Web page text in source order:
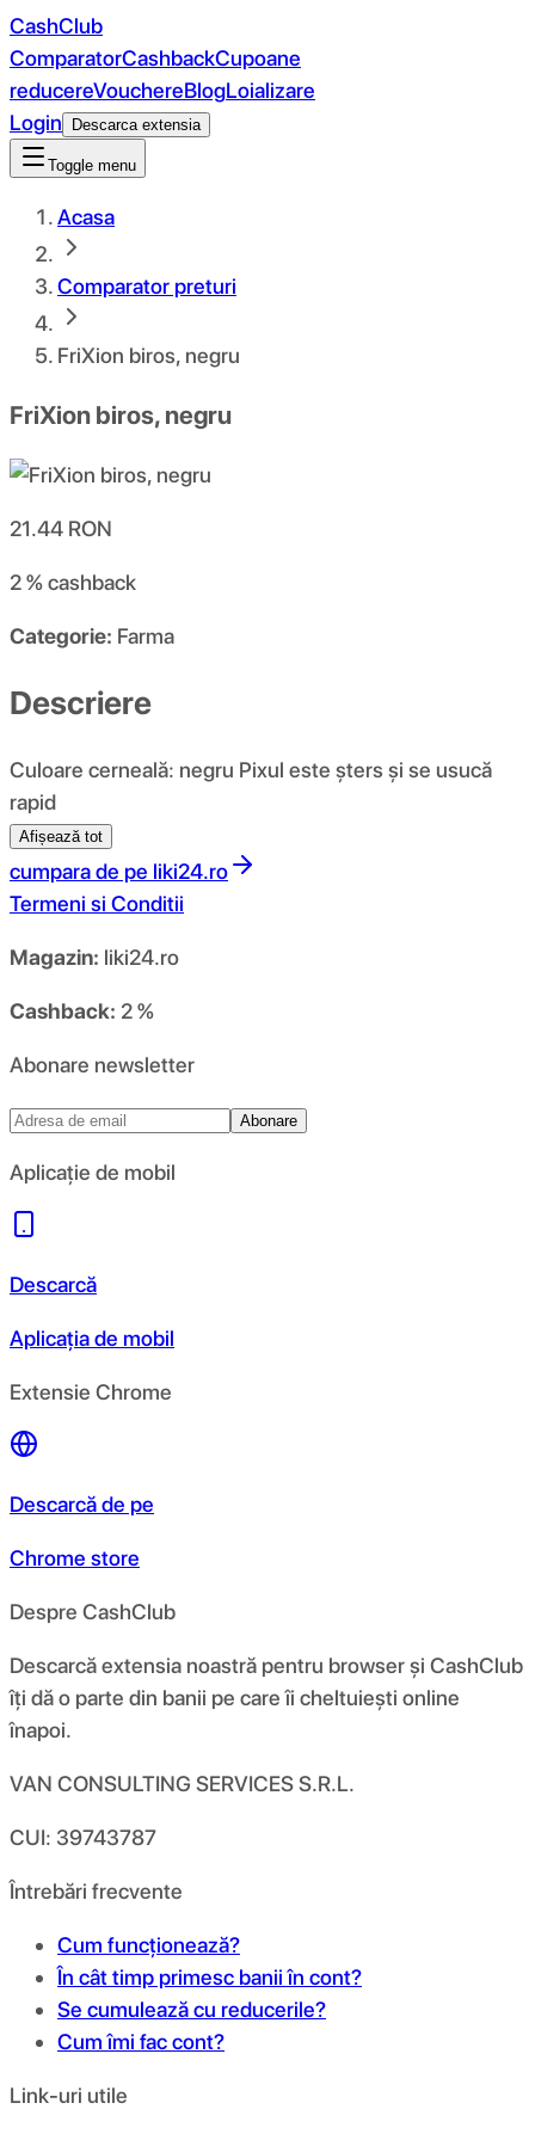
CashClub
ComparatorCashbackCupoane
reducereVouchereBlogLoializare
Login
Descarca extensia
Toggle menu
Acasa
Comparator preturi
FriXion biros, negru
FriXion biros, negru
21.44 RON
2 %cashback
Categorie: Farma
Descriere
Culoare cerneală: negru Pixul este șters și se usucă
rapid
Afișează tot
cumpara de pe liki24.ro
Termeni si Conditii
Magazin: liki24.ro
Cashback: 2 %
Abonare newsletter
Abonare
Aplicație de mobil
Descarcă
Aplicația de mobil
Extensie Chrome
Descarcă de pe
Chrome store
Despre CashClub
Descarcă extensia noastră pentru browser și CashClub
îți dă o parte din banii pe care îi cheltuiești online
înapoi.
VAN CONSULTING SERVICES S.R.L.
CUI: 39743787
Întrebări frecvente
Cum funcționează?
În cât timp primesc banii în cont?
Se cumulează cu reducerile?
Cum îmi fac cont?
Link-uri utile